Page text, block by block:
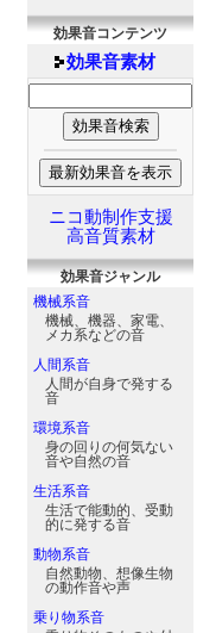
効果音コンテンツ
効果音素材
ニコ動制作支援
高音質素材
効果音ジャンル
機械系音
機械、機器、家電、
メカ系などの音
人間系音
人間が自身で発する
音
環境系音
身の回りの何気ない
音や自然の音
生活系音
生活で能動的、受動
的に発する音
動物系音
自然動物、想像生物
の動作音や声
乗り物系音